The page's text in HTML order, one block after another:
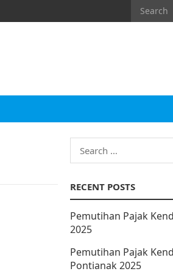
Search
for:
RECENT POSTS
Pemutihan Pajak
2025
Pemutihan Pajak
Pontianak 2025